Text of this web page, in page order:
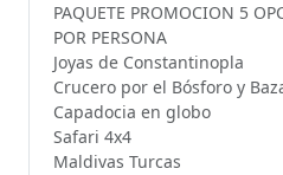
PAQUETE PROMOCION 5
POR PERSONA
Joyas de Constantinopla
Crucero por el Bósforo y
Capadocia en globo
Safari 4x4
Maldivas Turcas